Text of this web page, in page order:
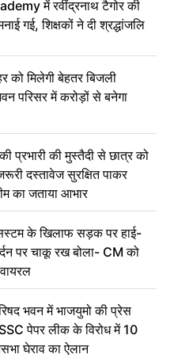
में रवींद्रनाथ टैगोर की
गई, शिक्षकों ने दी श्रद्धांजलि
को मिलेगी बेहतर बिजली
परिसर में करोड़ों से बनेगा
प्रभारी की मुस्तैदी से छात्र को
दस्तावेज सुरक्षित पाकर
का जताया आभार
के खिलाफ सड़क पर हाई-
पर चाकू रख बोला- CM को
भवन में भाजयुमो की प्रेस
पेपर लीक के विरोध में 10
घेराव का ऐलान